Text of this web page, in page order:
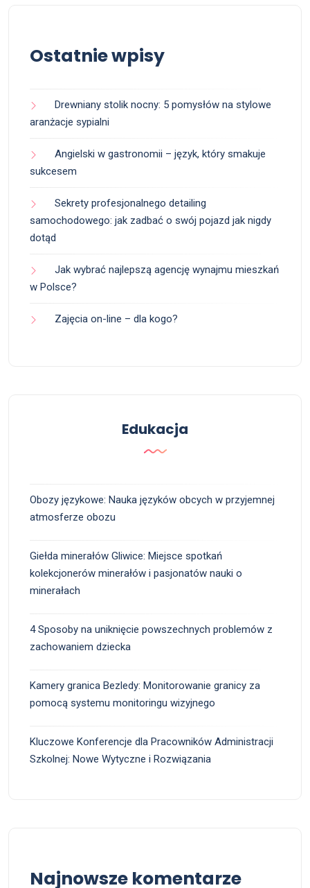
Ostatnie wpisy
Drewniany stolik nocny: 5 pomysłów na stylowe
aranżacje sypialni
Angielski w gastronomii – język, który smakuje
sukcesem
Sekrety profesjonalnego detailing
samochodowego: jak zadbać o swój pojazd jak nigdy
dotąd
Jak wybrać najlepszą agencję wynajmu mieszkań
w Polsce?
Zajęcia on-line – dla kogo?
Edukacja
Obozy językowe: Nauka języków obcych w przyjemnej
atmosferze obozu
Giełda minerałów Gliwice: Miejsce spotkań
kolekcjonerów minerałów i pasjonatów nauki o
minerałach
4 Sposoby na uniknięcie powszechnych problemów z
zachowaniem dziecka
Kamery granica Bezledy: Monitorowanie granicy za
pomocą systemu monitoringu wizyjnego
Kluczowe Konferencje dla Pracowników Administracji
Szkolnej: Nowe Wytyczne i Rozwiązania
Najnowsze komentarze